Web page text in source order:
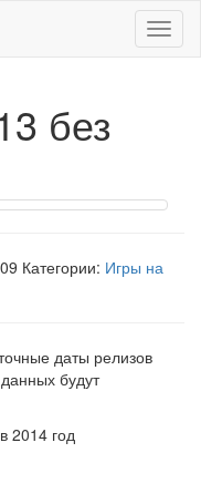
Меню
без
Категории: Игры на
даты релизов
будут
2014 год